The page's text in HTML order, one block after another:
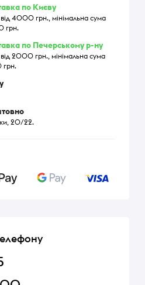
по Києву
4000 грн., мінімальна сума
грн.
по Печерському р-ну
2000 грн., мінімальна сума
грн.
20/22.